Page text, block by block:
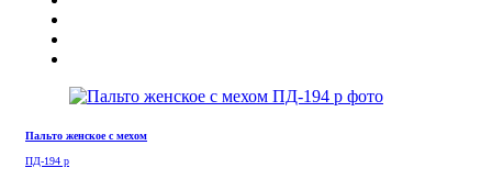
Пальто женское с мехом
ПД-194 р